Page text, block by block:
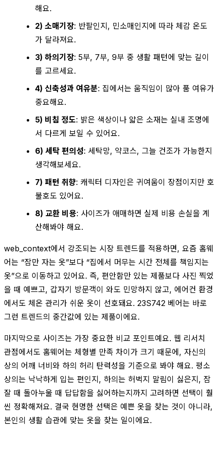
해요.
2) 소매기장: 반팔인지, 민소매인지에 따라 체감 온도
가 달라져요.
3) 하의기장: 5부, 7부, 9부 중 생활 패턴에 맞는 길이
를 고르세요.
4) 신축성과 여유분: 집에서는 움직임이 많아 품 여유가
중요해요.
5) 비침 정도: 밝은 색상이나 얇은 소재는 실내 조명에
서 다르게 보일 수 있어요.
6) 세탁 편의성: 세탁망, 약코스, 그늘 건조가 가능한지
생각해보세요.
7) 패턴 취향: 캐릭터 디자인은 귀여움이 장점이지만 호
불호도 있어요.
8) 교환 비용: 사이즈가 애매하면 실제 비용 손실을 계
산해봐야 해요.
web_context에서 강조되는 시장 트렌드를 적용하면, 요즘 홈웨
어는 “잠만 자는 옷”보다 “집에서 머무는 시간 전체를 책임지는
옷”으로 이동하고 있어요. 즉, 편안함만 있는 제품보다 사진 찍었
을 때 예쁘고, 갑자기 방문객이 와도 민망하지 않고, 에어컨 환경
에서도 체온 관리가 쉬운 옷이 선호돼요. 23S742 베어는 바로
그런 트렌드의 중간값에 있는 제품이에요.
마지막으로 사이즈는 가장 중요한 비교 포인트예요. 웹 리서치
관점에서도 홈웨어는 체형별 만족 차이가 크기 때문에, 자신의
상의 어깨 너비와 하의 허리 탄력성을 기준으로 봐야 해요. 평소
상의는 낙낙하게 입는 편인지, 하의는 허벅지 말림이 싫은지, 잠
잘 때 돌아누울 때 답답함을 싫어하는지까지 고려하면 선택이 훨
씬 정확해져요. 결국 현명한 선택은 예쁜 옷을 찾는 것이 아니라,
본인의 생활 습관에 맞는 옷을 찾는 일이에요.